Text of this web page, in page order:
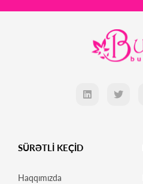
SÜRƏTLİ KEÇİD
Haqqımızda